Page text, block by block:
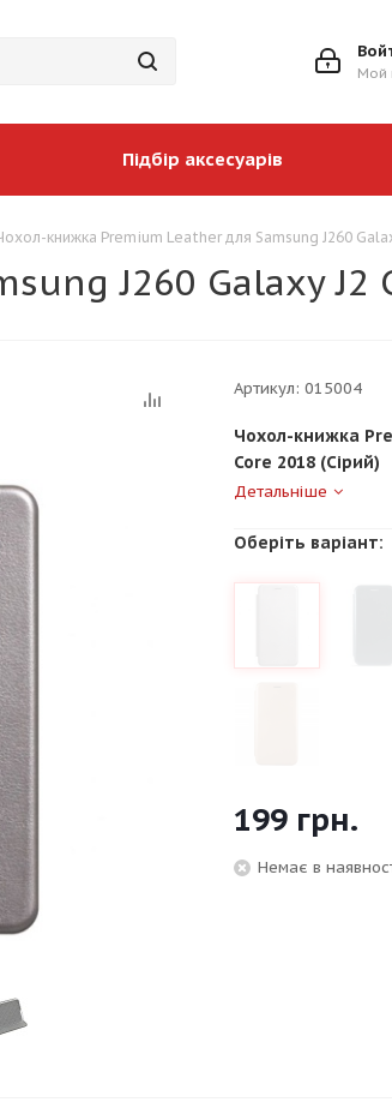
Мой
Підбір аксесуарів
книжка Premium Leather для Samsung J260
J260 Galaxy J2
Артикул: 015004
Чохол-книжка
Core 2018 (Сірий)
Детальніше
Оберіть варіант:
199 грн.
Немає в